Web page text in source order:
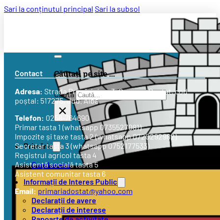
Sari la conținutul principal Sari la subsol
Căutați pe site ...
Caută
×
Primăria
Conducere
Informații de Interes Public
Declarații de avere
Declarații de interese
Contact
Adresa: StradaPrimăriei nr. 3, Comuna Doștat, cod
poștal: 517275, Jud. Alba
Telefon: 0258-764690
Primar tasta 1 (whatsapp 0735527081)
Impozite și taxe tasta 2 (whatsapp 0720292982)
Secretar tasta 3 (whatsapp 0752177533)
Registrul agricol tasta 4
Asistență socială tasta 5
Asistent comunitar tasta 6
Email: primariadostat@yahoo.com